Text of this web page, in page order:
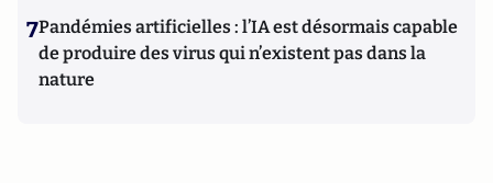
7Pandémies artificielles : l’IA est désormais capable
de produire des virus qui n’existent pas dans la
nature